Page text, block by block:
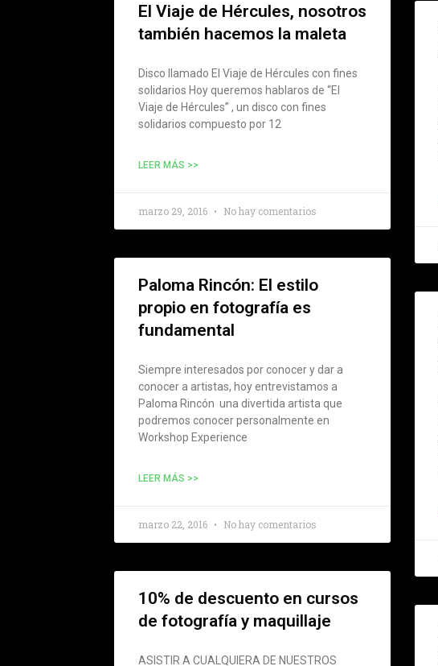
El Viaje de Hércules, nosotros
también hacemos la maleta
Disco llamado El Viaje de Hércules con fines
solidarios Hoy queremos hablaros de “El
Viaje de Hércules” , un disco con fines
solidarios compuesto por 12
LEER MÁS >>
marzo 29, 2016 No hay comentarios
Paloma Rincón: El estilo
propio en fotografía es
fundamental
Siempre interesados por conocer y dar a
conocer a artistas, hoy entrevistamos a
Paloma Rincón una divertida artista que
podremos conocer personalmente en
Workshop Experience
LEER MÁS >>
marzo 22, 2016 No hay comentarios
10% de descuento en cursos
de fotografía y maquillaje
ASISTIR A CUALQUIERA DE NUESTROS